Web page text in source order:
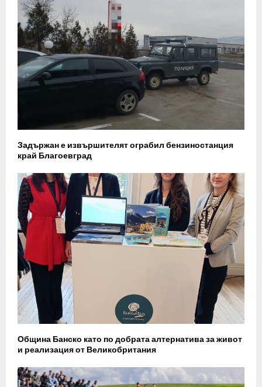
Задържан е извършителят ограбил бензиностанция
край Благоевград
Община Банско като по добрата алтернатива за живот
и реализация от Великобритания